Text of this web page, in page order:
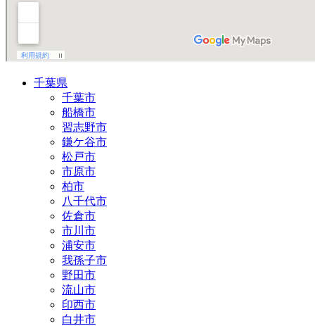
千葉県
千葉市
船橋市
習志野市
鎌ケ谷市
松戸市
市原市
柏市
八千代市
佐倉市
市川市
浦安市
我孫子市
野田市
流山市
印西市
白井市